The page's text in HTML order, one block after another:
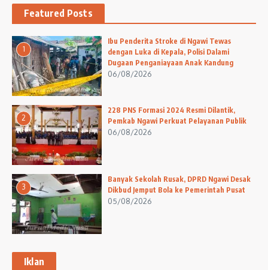
Featured Posts
1
Ibu Penderita Stroke di Ngawi Tewas
dengan Luka di Kepala, Polisi Dalami
Dugaan Penganiayaan Anak Kandung
06/08/2026
2
228 PNS Formasi 2024 Resmi Dilantik,
Pemkab Ngawi Perkuat Pelayanan Publik
06/08/2026
3
Banyak Sekolah Rusak, DPRD Ngawi Desak
Dikbud Jemput Bola ke Pemerintah Pusat
05/08/2026
Iklan